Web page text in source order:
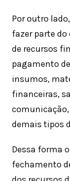
Por outro
fazer parte
de recursos
pagamento
insumos,
financeiras,
demais tipos
Dessa forma
fechamento